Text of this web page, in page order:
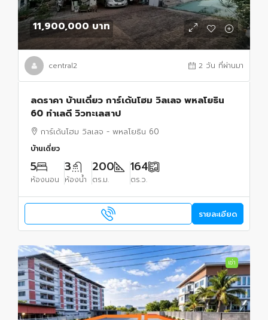
11,900,000 บาท
central2 2 วัน ที่ผ่านมา
ลดราคา บ้านเดี่ยว การ์เด้นโฮม วิลเลจ พหลโยธิน
60 ทำเลดี วิวทะเลสาป
การ์เด้นโฮม วิลเลจ - พหลโยธิน 60
บ้านเดี่ยว
5
ห้องนอน
3
ห้องน้ำ
200
ตร.ม.
164
ตร.ว.
รายละเอียด
เช่า